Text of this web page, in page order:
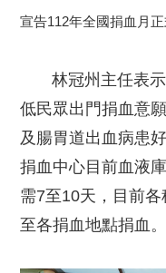
宣告112年全國捐血月正
林冠州主任表示
低民眾出門捐血意
及腸胃道出血病患
捐血中心目前血液
需7至10天，目前
至各捐血地點捐血。